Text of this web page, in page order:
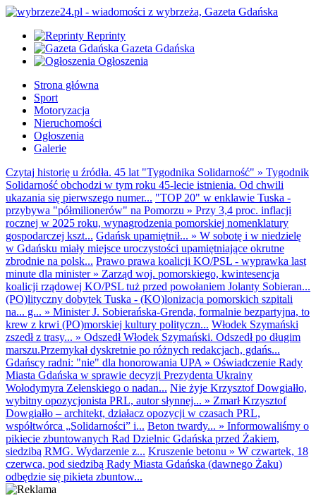
Reprinty
Gazeta Gdańska
Ogłoszenia
Strona główna
Sport
Motoryzacja
Nieruchomości
Ogłoszenia
Galerie
Czytaj historię u źródła. 45 lat "Tygodnika Solidarność" » Tygodnik
Solidarność obchodzi w tym roku 45-lecie istnienia. Od chwili
ukazania się pierwszego numer... "TOP 20" w enklawie Tuska -
przybywa "półmilionerów" na Pomorzu » Przy 3,4 proc. inflacji
rocznej w 2025 roku, wynagrodzenia pomorskiej nomenklatury
gospodarczej kszt... Gdańsk upamiętnił... » W sobotę i w niedzielę
w Gdańsku miały miejsce uroczystości upamiętniające okrutne
zbrodnie na polsk... Prawo prawa koalicji KO/PSL - wyprawka last
minute dla minister» Zarząd woj. pomorskiego, kwintesencja
koalicji rządowej KO/PSL tuż przed powołaniem Jolanty Sobieran...
(PO)lityczny dobytek Tuska - (KO)lonizacja pomorskich szpitali
na... g... » Minister J. Sobierańska-Grenda, formalnie bezpartyjna, to
krew z krwi (PO)morskiej kultury polityczn... Włodek Szymański
zszedł z trasy... » Odszedł Włodek Szymański. Odszedł po długim
marszu.Przemykał dyskretnie po różnych redakcjach, gdańs...
Gdańscy radni: "nie" dla honorowania UPA » Oświadczenie Rady
Miasta Gdańska w sprawie decyzji Prezydenta Ukrainy
Wołodymyra Zełenskiego o nadan... Nie żyje Krzysztof Dowgiałło,
wybitny opozycjonista PRL, autor słynnej... » Zmarł Krzysztof
Dowgiałło – architekt, działacz opozycji w czasach PRL,
współtwórca „Solidarności” i... Beton twardy... » Informowaliśmy o
pikiecie zbuntowanych Rad Dzielnic Gdańska przed Żakiem,
siedzibą RMG. Wydarzenie z... Kruszenie betonu » W czwartek, 18
czerwca, pod siedzibą Rady Miasta Gdańska (dawnego Żaku)
odbędzie się pikieta zbuntow...